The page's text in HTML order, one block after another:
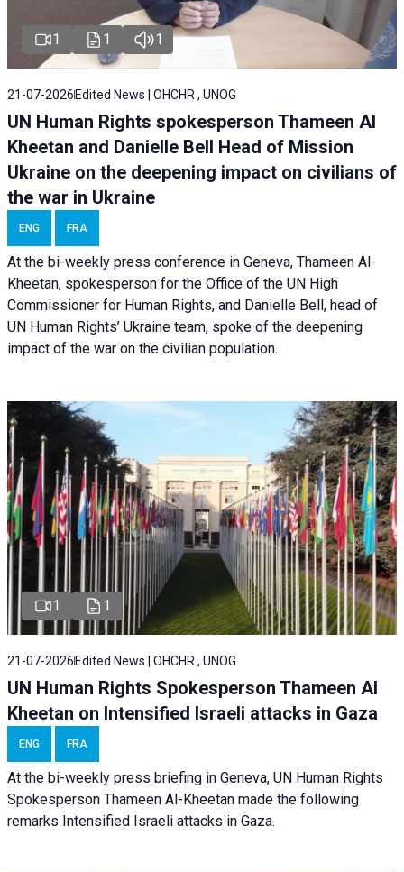
1 1 1
21-07-2026 Edited News | OHCHR , UNOG
UN Human Rights spokesperson Thameen Al
Kheetan and Danielle Bell Head of Mission
Ukraine on the deepening impact on civilians of
the war in Ukraine
ENG FRA
At the bi-weekly press conference in Geneva, Thameen Al-
Kheetan, spokesperson for the Office of the UN High
Commissioner for Human Rights, and Danielle Bell, head of
UN Human Rights’ Ukraine team, spoke of the deepening
impact of the war on the civilian population.
1 1
21-07-2026 Edited News | OHCHR , UNOG
UN Human Rights Spokesperson Thameen Al
Kheetan on Intensified Israeli attacks in Gaza
ENG FRA
At the bi-weekly press briefing in Geneva, UN Human Rights
Spokesperson Thameen Al-Kheetan made the following
remarks Intensified Israeli attacks in Gaza.